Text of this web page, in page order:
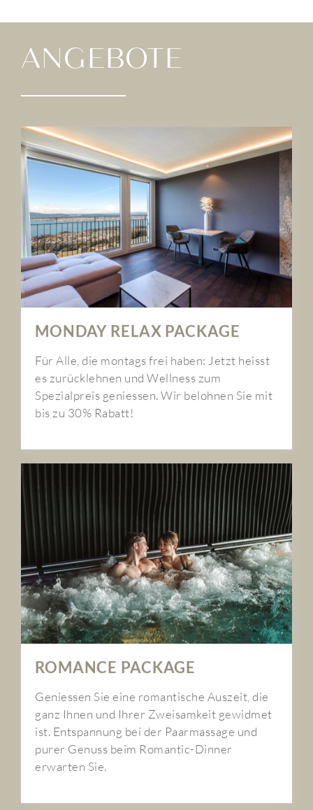
ANGEBOTE
MONDAY RELAX PACKAGE
Für Alle, die montags frei haben: Jetzt heisst
es zurücklehnen und Wellness zum
Spezialpreis geniessen. Wir belohnen Sie mit
bis zu 30% Rabatt!
ROMANCE PACKAGE
Geniessen Sie eine romantische Auszeit, die
ganz Ihnen und Ihrer Zweisamkeit gewidmet
ist. Entspannung bei der Paarmassage und
purer Genuss beim Romantic-Dinner
erwarten Sie.